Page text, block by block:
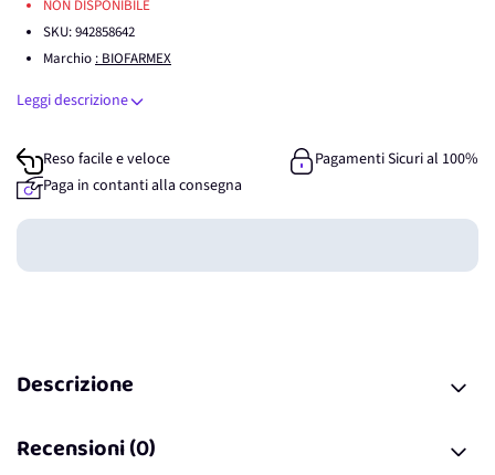
NON DISPONIBILE
SKU:942858642
Marchio : BIOFARMEX
Leggi descrizione
Reso facile e veloce
Pagamenti Sicuri al 100%
Paga in contanti alla consegna
Guadagna
Descrizione
Recensioni (0)